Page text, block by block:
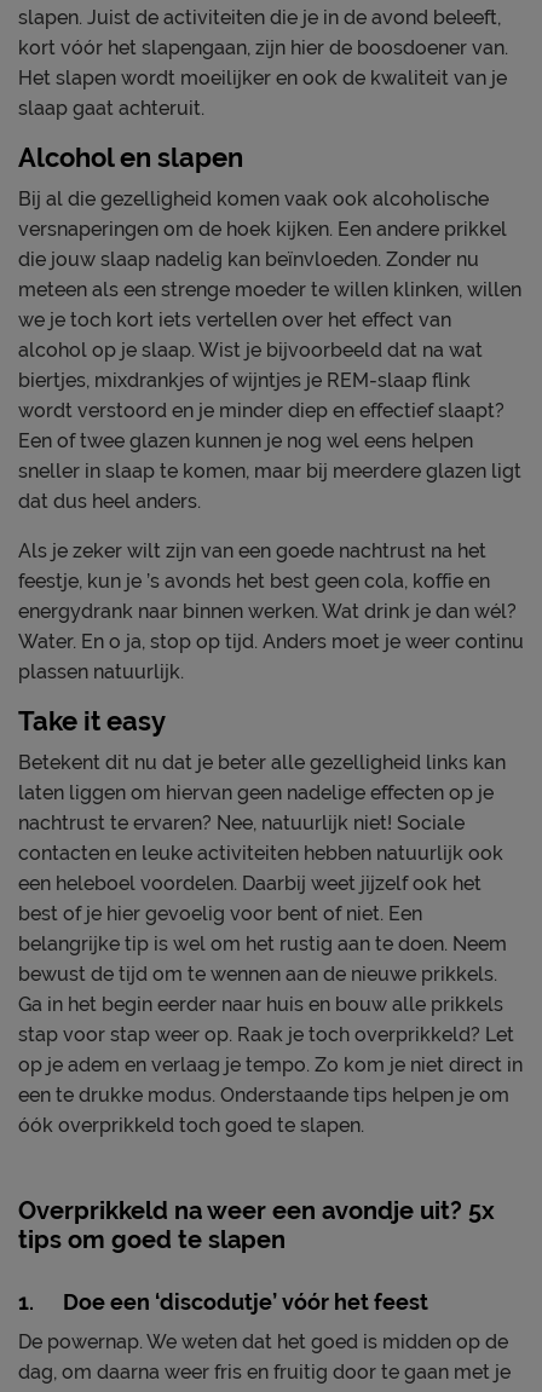
slapen. Juist de activiteiten die je in de avond beleeft,
kort vóór het slapengaan, zijn hier de boosdoener van.
Het slapen wordt moeilijker en ook de kwaliteit van je
slaap gaat achteruit.
Alcohol en slapen
Bij al die gezelligheid komen vaak ook alcoholische
versnaperingen om de hoek kijken. Een andere prikkel
die jouw slaap nadelig kan beïnvloeden. Zonder nu
meteen als een strenge moeder te willen klinken, willen
we je toch kort iets vertellen over het effect van
alcohol op je slaap. Wist je bijvoorbeeld dat na wat
biertjes, mixdrankjes of wijntjes je REM-slaap flink
wordt verstoord en je minder diep en effectief slaapt?
Een of twee glazen kunnen je nog wel eens helpen
sneller in slaap te komen, maar bij meerdere glazen ligt
dat dus heel anders.
Als je zeker wilt zijn van een goede nachtrust na het
feestje, kun je ’s avonds het best geen cola, koffie en
energydrank naar binnen werken. Wat drink je dan wél?
Water. En o ja, stop op tijd. Anders moet je weer continu
plassen natuurlijk.
Take it easy
Betekent dit nu dat je beter alle gezelligheid links kan
laten liggen om hiervan geen nadelige effecten op je
nachtrust te ervaren? Nee, natuurlijk niet! Sociale
contacten en leuke activiteiten hebben natuurlijk ook
een heleboel voordelen. Daarbij weet jijzelf ook het
best of je hier gevoelig voor bent of niet. Een
belangrijke tip is wel om het rustig aan te doen. Neem
bewust de tijd om te wennen aan de nieuwe prikkels.
Ga in het begin eerder naar huis en bouw alle prikkels
stap voor stap weer op. Raak je toch overprikkeld? Let
op je adem en verlaag je tempo. Zo kom je niet direct in
een te drukke modus. Onderstaande tips helpen je om
óók overprikkeld toch goed te slapen.
Overprikkeld na weer een avondje uit? 5x
tips om goed te slapen
1. Doe een ‘discodutje’ vóór het feest
De powernap. We weten dat het goed is midden op de
dag, om daarna weer fris en fruitig door te gaan met je